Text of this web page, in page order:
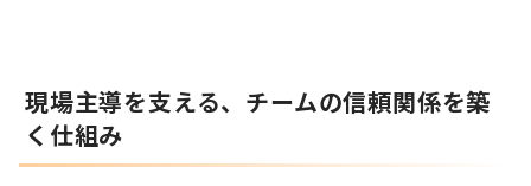
現場主導を支える、チームの信頼関係を築
く仕組み